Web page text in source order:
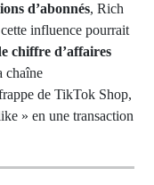
d’abonnés, Rich
influence pourrait
chiffre d’affaires
chaîne
de TikTok Shop,
» en une transaction